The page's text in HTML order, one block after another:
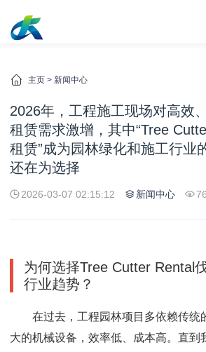
主页 > 新闻中心
2026年，工程施工现场对高效
租赁需求激增，其中“Tree
租赁”成为园林绿化和施工行业
还在为选择
2026-03-07 02:15:12 新闻中心
为何选择Tree Cutter Rental
行业趋势？
在过去，工程园林项目多依赖传统
大的机械设备，效率低、成本高。直到